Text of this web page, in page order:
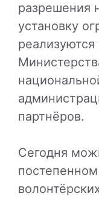
разрешения
установку
реализуются
партнёров.
Сегодня